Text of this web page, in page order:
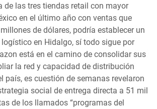
de las tres tiendas retail con mayor
en el último año con ventas que
de dólares, podría establecer un
en Hidalgo, sí todo sigue por
está en el camino de consolidar sus
la red y capacidad de distribución
país, es cuestión de semanas revelaron
social de entrega directa a 51 mil
de los llamados “programas del